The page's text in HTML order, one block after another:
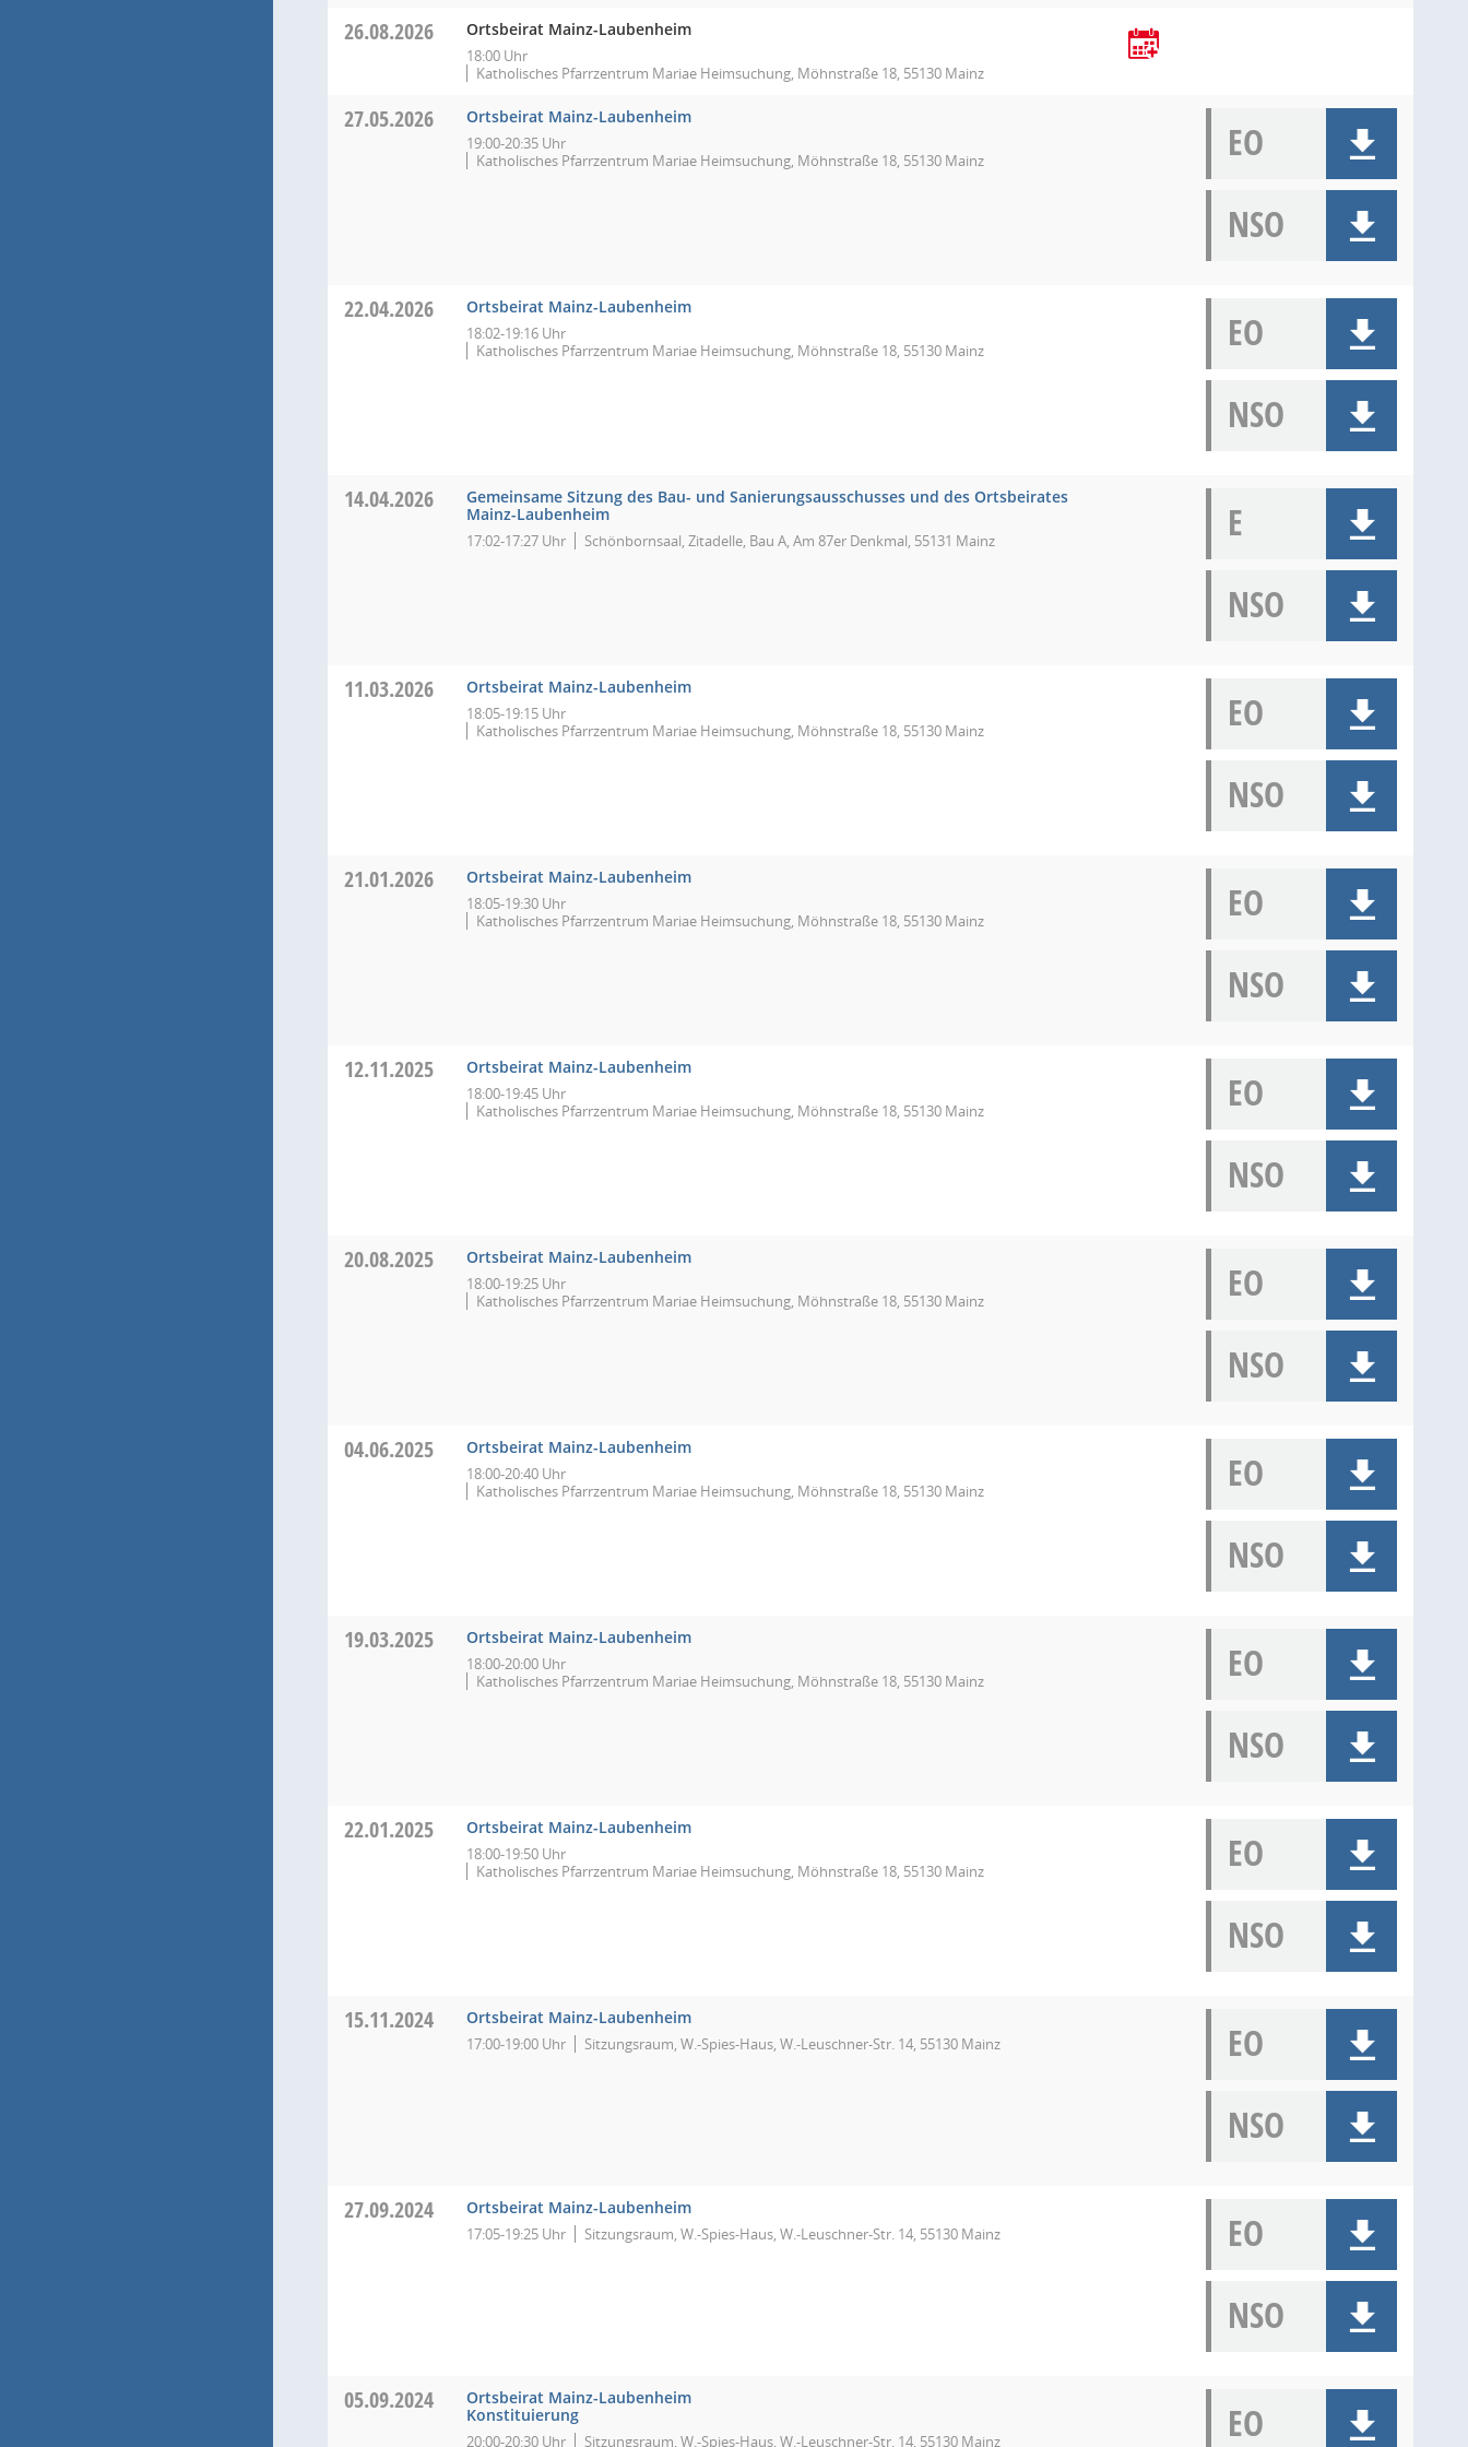
26.08.2026 Ortsbeirat Mainz-Laubenheim
18:00 Uhr
Katholisches Pfarrzentrum Mariae Heimsuchung, Möhnstraße 18, 55130 Mainz
27.05.2026 Ortsbeirat Mainz-Laubenheim
19:00-20:35 Uhr
Katholisches Pfarrzentrum Mariae Heimsuchung, Möhnstraße 18, 55130 Mainz
EO
NSO
22.04.2026 Ortsbeirat Mainz-Laubenheim
18:02-19:16 Uhr
Katholisches Pfarrzentrum Mariae Heimsuchung, Möhnstraße 18, 55130 Mainz
EO
NSO
14.04.2026
Gemeinsame Sitzung des Bau- und Sanierungsausschusses und des Ortsbeirates
Mainz-Laubenheim
17:02-17:27 Uhr Schönbornsaal, Zitadelle, Bau A, Am 87er Denkmal, 55131 Mainz
E
NSO
11.03.2026 Ortsbeirat Mainz-Laubenheim
18:05-19:15 Uhr
Katholisches Pfarrzentrum Mariae Heimsuchung, Möhnstraße 18, 55130 Mainz
EO
NSO
21.01.2026 Ortsbeirat Mainz-Laubenheim
18:05-19:30 Uhr
Katholisches Pfarrzentrum Mariae Heimsuchung, Möhnstraße 18, 55130 Mainz
EO
NSO
12.11.2025 Ortsbeirat Mainz-Laubenheim
18:00-19:45 Uhr
Katholisches Pfarrzentrum Mariae Heimsuchung, Möhnstraße 18, 55130 Mainz
EO
NSO
20.08.2025 Ortsbeirat Mainz-Laubenheim
18:00-19:25 Uhr
Katholisches Pfarrzentrum Mariae Heimsuchung, Möhnstraße 18, 55130 Mainz
EO
NSO
04.06.2025 Ortsbeirat Mainz-Laubenheim
18:00-20:40 Uhr
Katholisches Pfarrzentrum Mariae Heimsuchung, Möhnstraße 18, 55130 Mainz
EO
NSO
19.03.2025 Ortsbeirat Mainz-Laubenheim
18:00-20:00 Uhr
Katholisches Pfarrzentrum Mariae Heimsuchung, Möhnstraße 18, 55130 Mainz
EO
NSO
22.01.2025 Ortsbeirat Mainz-Laubenheim
18:00-19:50 Uhr
Katholisches Pfarrzentrum Mariae Heimsuchung, Möhnstraße 18, 55130 Mainz
EO
NSO
15.11.2024 Ortsbeirat Mainz-Laubenheim
17:00-19:00 Uhr Sitzungsraum, W.-Spies-Haus, W.-Leuschner-Str. 14, 55130 Mainz
EO
NSO
27.09.2024 Ortsbeirat Mainz-Laubenheim
17:05-19:25 Uhr Sitzungsraum, W.-Spies-Haus, W.-Leuschner-Str. 14, 55130 Mainz
EO
NSO
05.09.2024
Ortsbeirat Mainz-Laubenheim
Konstituierung
20:00-20:30 Uhr Sitzungsraum, W.-Spies-Haus, W.-Leuschner-Str. 14, 55130 Mainz EO